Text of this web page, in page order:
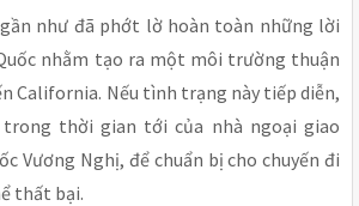
gần như đã phớt lờ hoàn toàn những lời
nhằm tạo ra một môi trường thuận
California. Nếu tình trạng này tiếp diễn,
trong thời gian tới của nhà ngoại giao
Vương Nghị, để chuẩn bị cho chuyến đi
thất bại.